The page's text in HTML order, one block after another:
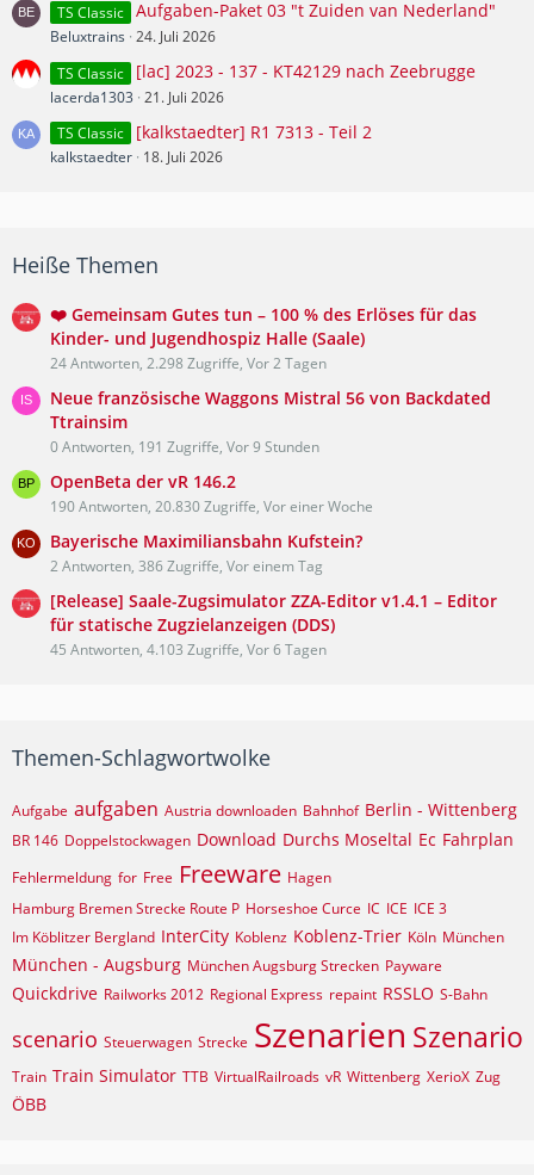
TS Classic Aufgaben-Paket 03 "t Zuiden van Nederland"
Beluxtrains 24. Juli 2026
TS Classic
[lac] 2023 - 137 - KT42129 nach Zeebrugge
lacerda1303 21. Juli 2026
TS Classic
[kalkstaedter] R1 7313 - Teil 2
kalkstaedter 18. Juli 2026
Heiße Themen
❤️ Gemeinsam Gutes tun – 100 % des Erlöses für das
Kinder- und Jugendhospiz Halle (Saale)
24 Antworten, 2.298 Zugriffe, Vor 2 Tagen
Neue französische Waggons Mistral 56 von Backdated
Ttrainsim
0 Antworten, 191 Zugriffe, Vor 9 Stunden
OpenBeta der vR 146.2
190 Antworten, 20.830 Zugriffe, Vor einer Woche
Bayerische Maximiliansbahn Kufstein?
2 Antworten, 386 Zugriffe, Vor einem Tag
[Release] Saale-Zugsimulator ZZA-Editor v1.4.1 – Editor
für statische Zugzielanzeigen (DDS)
45 Antworten, 4.103 Zugriffe, Vor 6 Tagen
Themen-Schlagwortwolke
Aufgabe aufgaben Austria downloaden Bahnhof Berlin - Wittenberg
BR 146 Doppelstockwagen Download Durchs Moseltal Ec Fahrplan
Fehlermeldung for Free Freeware Hagen
Hamburg Bremen Strecke Route P Horseshoe Curce IC ICE ICE 3
Im Köblitzer Bergland InterCity Koblenz Koblenz-Trier Köln München
München - Augsburg München Augsburg Strecken Payware
Quickdrive Railworks 2012 Regional Express repaint RSSLO S-Bahn
scenario Steuerwagen Strecke Szenarien Szenario
Train Train Simulator TTB VirtualRailroads vR Wittenberg XerioX Zug
ÖBB